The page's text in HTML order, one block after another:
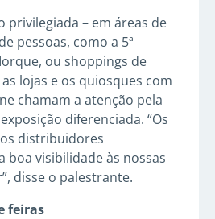
privilegiada – em áreas de
pessoas, como a 5ª
ou shoppings de
lojas e os quiosques com
chamam a atenção pela
diferenciada. “Os
distribuidores
visibilidade às nossas
disse o palestrante.
feiras